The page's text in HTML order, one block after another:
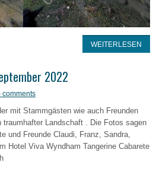
WEITERLESEN
2022
comments
mit Stammgästen wie auch Freunden
Landschaft . Die Fotos sagen
und Freunde Claudi, Franz, Sandra,
Hotel Viva Wyndham Tangerine Cabarete